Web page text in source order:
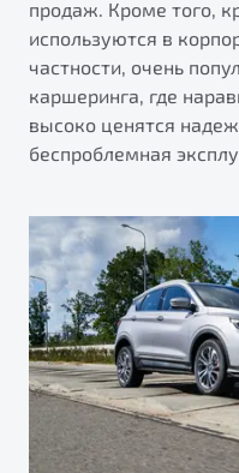
продаж. Кроме того,
используются в
частности, очень
каршеринга, где
высоко ценятся
беспроблемная